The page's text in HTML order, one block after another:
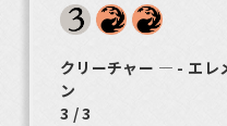
クリーチャー ― - エレ
ン
3 / 3